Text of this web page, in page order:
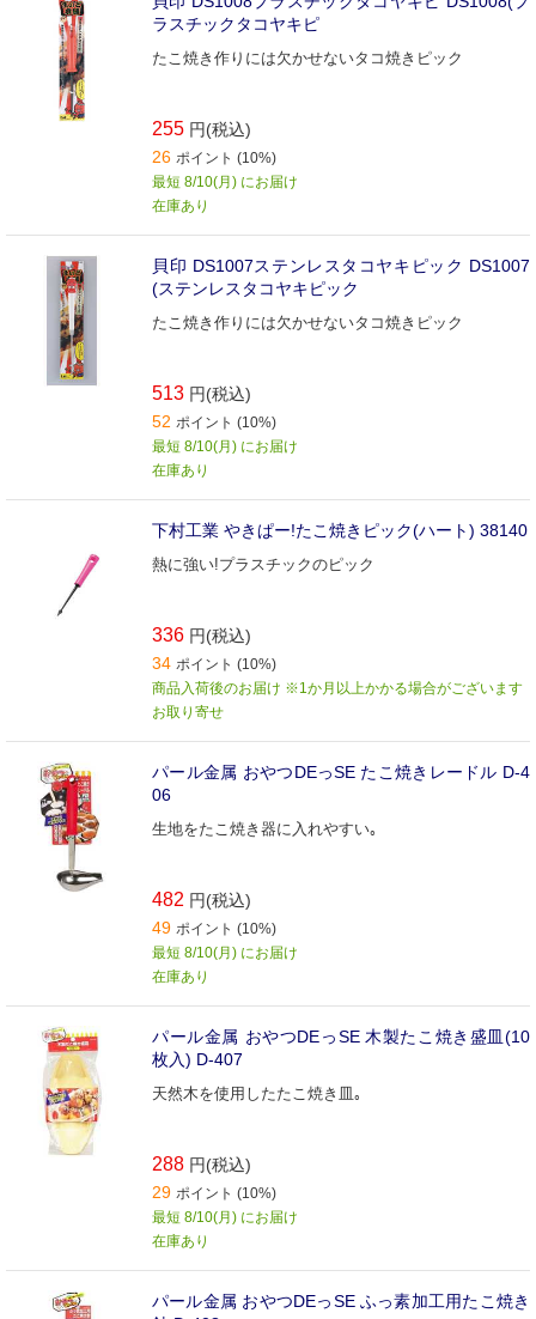
ラスチックタコヤキピ
たこ焼き作りには欠かせないタコ焼きピック
255 円(税込)
26 ポイント (10%)
最短 8/10(月) にお届け
在庫あり
貝印 DS1007ステンレスタコヤキピック DS1007
(ステンレスタコヤキピック
たこ焼き作りには欠かせないタコ焼きピック
513 円(税込)
52 ポイント (10%)
最短 8/10(月) にお届け
在庫あり
下村工業 やきぱー!たこ焼きピック(ハート) 38140
熱に強い!プラスチックのピック
336 円(税込)
34 ポイント (10%)
商品入荷後のお届け ※1か月以上かかる場合がございます
お取り寄せ
パール金属 おやつDEっSE たこ焼きレードル D-4
06
生地をたこ焼き器に入れやすい｡
482 円(税込)
49 ポイント (10%)
最短 8/10(月) にお届け
在庫あり
パール金属 おやつDEっSE 木製たこ焼き盛皿(10
枚入) D-407
天然木を使用したたこ焼き皿｡
288 円(税込)
29 ポイント (10%)
最短 8/10(月) にお届け
在庫あり
パール金属 おやつDEっSE ふっ素加工用たこ焼き